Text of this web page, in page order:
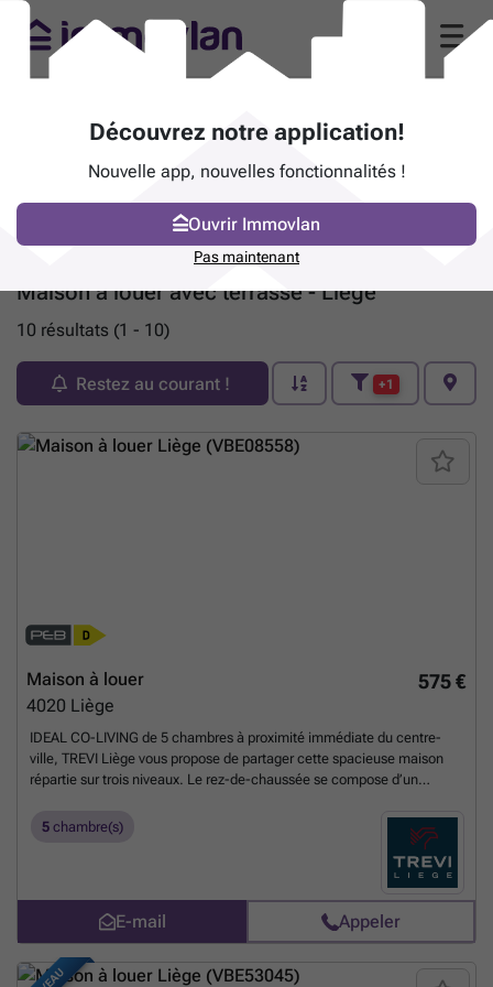
Maison à louer avec terrasse - Liège
10 résultats (1 - 10)
Restez au courant ! +1
575 €
Maison à louer
4020 Liège
IDEAL CO-LIVING de 5 chambres à proximité immédiate du centre-
ville, TREVI Liège vous propose de partager cette spacieuse maison
répartie sur trois niveaux. Le rez-de-chaussée se compose d’un
buanderie équipée. Le premier étage comprend deux chambres et une
configuration, au dernier étage , une vaste chambre avec salle de
bains intégrée. Chauffage central au gaz de ville, châssis double
vitrage, Ce bien, idéalement adapté pour le co-living , est libre
immédiatement. tarif : 575€ pour les chambres, toutes charges
comprises ( chauffage, eau, électricité, internet, nettoyage des parties
communes) et 625€ ( charges comprises)pour le dernier étage. Visites
5 chambre(s)
E-mail Appeler
Découvrez notre application!
Nouvelle app, nouvelles fonctionnalités !
Ouvrir Immovlan
Pas maintenant